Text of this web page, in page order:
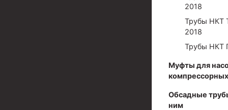
2018
Трубы НКТ
2018
Трубы НКТ
Муфты для
Обсадные
ним